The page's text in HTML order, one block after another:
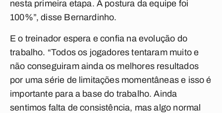
nesta primeira etapa. A postura da equipe foi
100%”, disse Bernardinho.
E o treinador espera e confia na evolução do
trabalho. “Todos os jogadores tentaram muito e
não conseguiram ainda os melhores resultados
por uma série de limitações momentâneas e isso é
importante para a base do trabalho. Ainda
sentimos falta de consistência, mas algo normal